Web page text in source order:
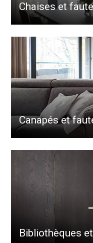
Chaises et
Canapés et
Bibliothèques